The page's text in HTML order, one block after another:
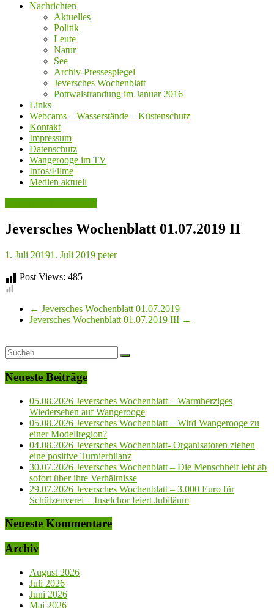
Nachrichten
Aktuelles
Politik
Leute
Natur
See
Archiv-Pressespiegel
Jeversches Wochenblatt
Pottwalstrandung im Januar 2016
Links
Webcams – Wasserstände – Küstenschutz
Kontakt
Impressum
Datenschutz
Wangerooge im TV
Infos/Filme
Medien aktuell
Jeversches Wochenblatt 01.07.2019 II
1. Juli 20191. Juli 2019 peter
Post Views: 485
← Jeversches Wochenblatt 01.07.2019
Jeversches Wochenblatt 01.07.2019 III →
Neueste Beiträge
05.08.2026 Jeversches Wochenblatt – Warmherziges
Wiedersehen auf Wangerooge
05.08.2026 Jeversches Wochenblatt – Wird Wangerooge zu
einer Modellregion?
04.08.2026 Jeversches Wochenblatt- Organisatoren ziehen
eine positive Turnierbilanz
30.07.2026 Jeversches Wochenblatt – Die Menschheit lebt ab
sofort über ihre Verhältnisse
29.07.2026 Jeversches Wochenblatt – 3.000 Euro für
Schützenverei + Inselchor feiert Jubiläum
Neueste Kommentare
Archiv
August 2026
Juli 2026
Juni 2026
Mai 2026